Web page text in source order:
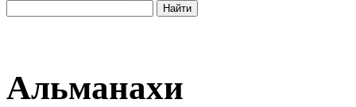
Альманахи